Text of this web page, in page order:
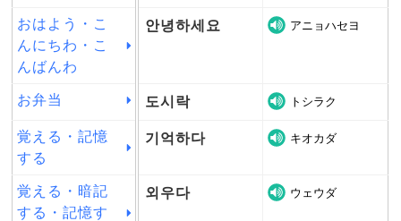
おはよう・こ
んにちわ・こ
んばんわ
안녕하세요 アニョハセヨ
お弁当 도시락 トシラク
覚える・記憶
する
기억하다 キオカダ
覚える・暗記
する・記憶す
외우다 ウェウダ